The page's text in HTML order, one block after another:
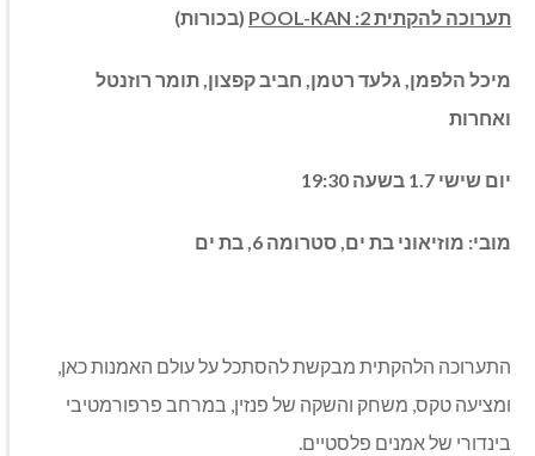
תערוכה להקתית 2: POOL-KAN (בכורות)
מיכל הלפמן, גלעד רטמן, חביב קפצון, תומר רוזנטל
ואחרות
יום שישי 1.7 בשעה 19:30
מובי: מוזיאוני בת ים, סטרומה 6, בת ים
התערוכה הלהקתית מבקשת להסתכל על עולם האמנות כאן,
ומציעה טקס, משחק והשקה של פנזין, במרחב פרפורמטיבי
בינדורי של אמנים פלסטיים.